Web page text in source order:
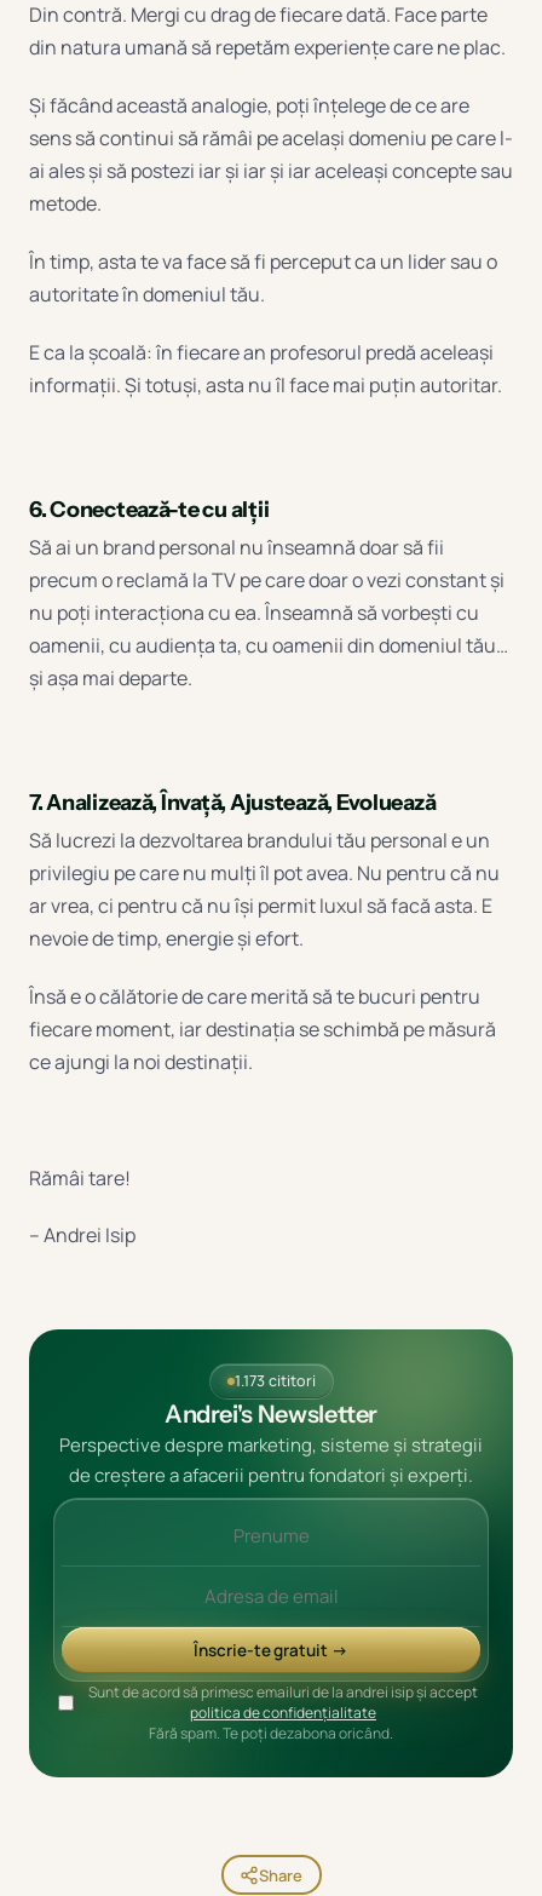
Din contră. Mergi cu drag de fiecare dată. Face parte
din natura umană să repetăm experiențe care ne plac.
Și făcând această analogie, poți înțelege de ce are
sens să continui să rămâi pe același domeniu pe care l-
ai ales și să postezi iar și iar și iar aceleași concepte sau
metode.
În timp, asta te va face să fi perceput ca un lider sau o
autoritate în domeniul tău.
E ca la școală: în fiecare an profesorul predă aceleași
informații. Și totuși, asta nu îl face mai puțin autoritar.
6. Conectează-te cu alții
Să ai un brand personal nu înseamnă doar să fii
precum o reclamă la TV pe care doar o vezi constant și
nu poți interacționa cu ea. Înseamnă să vorbești cu
oamenii, cu audiența ta, cu oamenii din domeniul tău…
și așa mai departe.
7. Analizează, Învață, Ajustează, Evoluează
Să lucrezi la dezvoltarea brandului tău personal e un
privilegiu pe care nu mulți îl pot avea. Nu pentru că nu
ar vrea, ci pentru că nu își permit luxul să facă asta. E
nevoie de timp, energie și efort.
Însă e o călătorie de care merită să te bucuri pentru
fiecare moment, iar destinația se schimbă pe măsură
ce ajungi la noi destinații.
Rămâi tare!
– Andrei Isip
1.173 cititori
Andrei's Newsletter
Perspective despre marketing, sisteme și strategii
de creștere a afacerii pentru fondatori și experți.
Înscrie-te gratuit →
Sunt de acord să primesc emailuri de la andrei isip și accept
politica de confidențialitate
Fără spam. Te poți dezabona oricând.
Share